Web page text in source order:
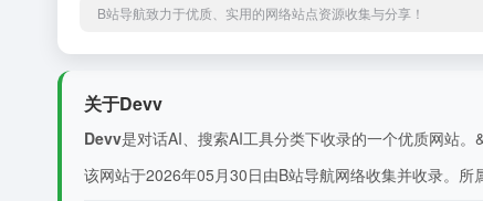
B站导航致力于优质、实用的网络站点资源收集与分享！
关于Devv
Devv是对话AI、搜索AI工具分类下收录的一个优质网站
该网站于2026年05月30日由B站导航网络收集并收录。所